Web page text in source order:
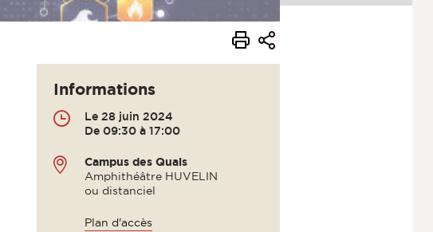
Informations
Le 28 juin 2024
De 09:30 à 17:00
Campus des Quais
Amphithéâtre HUVELIN
ou distanciel
Plan d'accès